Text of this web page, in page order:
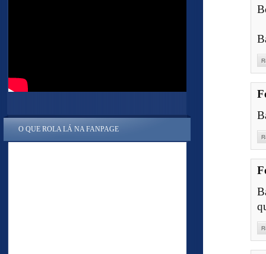
O QUE ROLA LÁ NA FANPAGE